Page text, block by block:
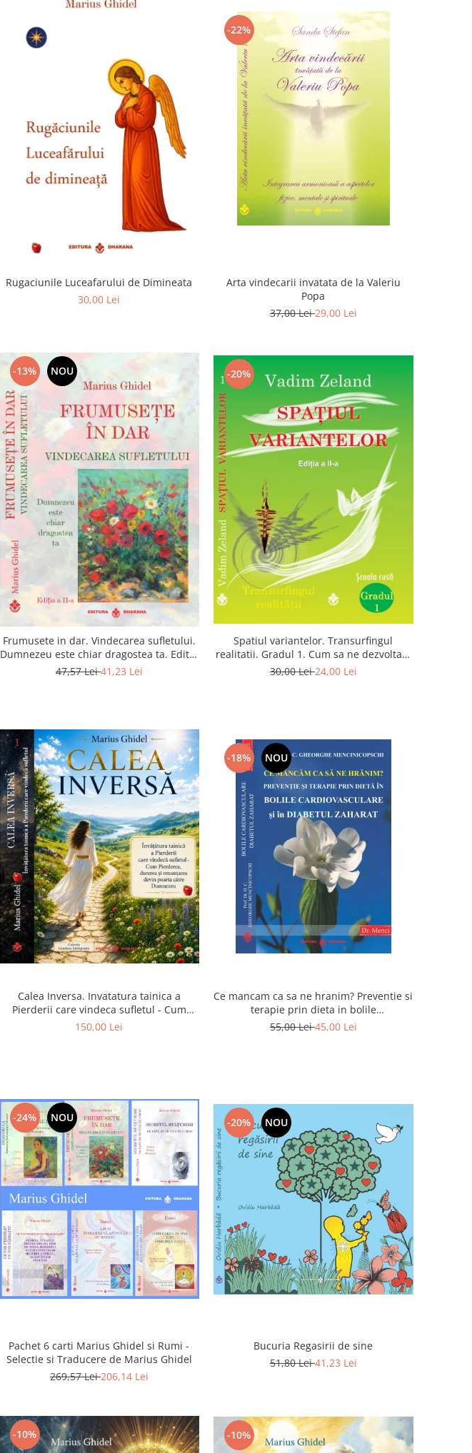
Rugaciunile Luceafarului de Dimineata
30,00 Lei
-22%
Arta vindecarii invatata de la Valeriu
Popa
37,00 Lei29,00 Lei
-13% NOU
Frumusete in dar. Vindecarea sufletului.
Dumnezeu este chiar dragostea ta. Editia
a 2-a
47,57 Lei41,23 Lei
-20%
Spatiul variantelor. Transurfingul
realitatii. Gradul 1. Cum sa ne dezvoltam
intuitia si sa ne alegem soarta
30,00 Lei24,00 Lei
Calea Inversa. Invatatura tainica a
Pierderii care vindeca sufletul - Cum
Pierderea, durerea si renuntarea devin
150,00 Lei
-18% NOU
Ce mancam ca sa ne hranim? Preventie si
terapie prin dieta in bolile
cardiovasculare si in diabetul zaharat
55,00 Lei45,00 Lei
-24% NOU
Pachet 6 carti Marius Ghidel si Rumi -
Selectie si Traducere de Marius Ghidel
269,57 Lei206,14 Lei
-20% NOU
Bucuria Regasirii de sine
51,80 Lei41,23 Lei
-10% -10%